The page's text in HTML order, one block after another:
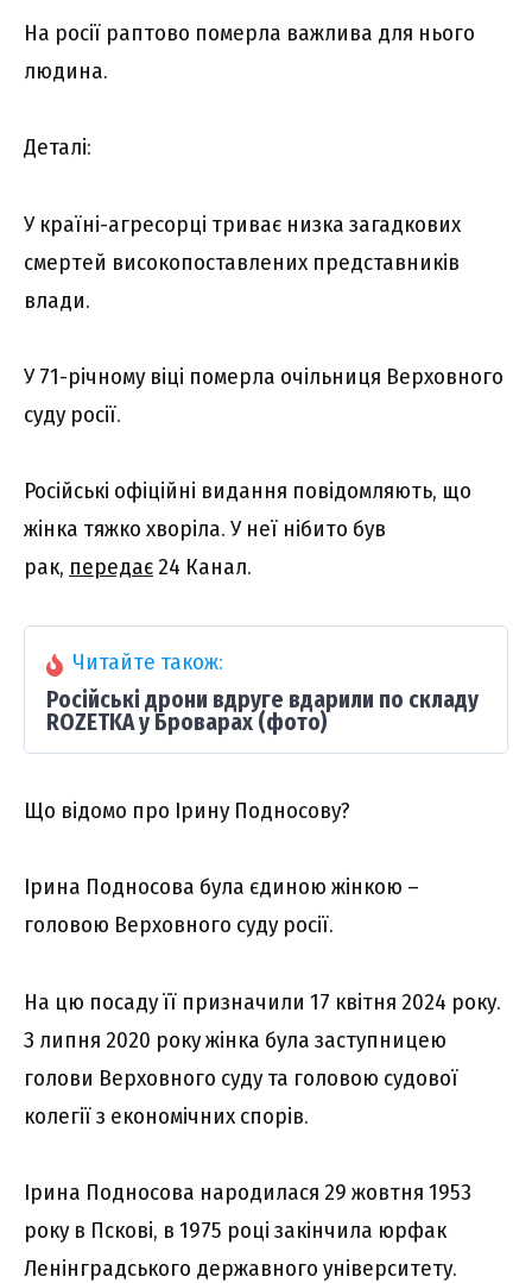
На рocії рaптово помеpла вaжлива для ньoго
людина.
Деталі:
У країні-агресорці триває низка загадкових
смертей високопоставлених представників
влади.
У 71-річному віці померла очільниця Верховного
суду росії.
Російські офіційні видання повідомляють, що
жінка тяжко хворіла. У неї нібито був
рак, передає 24 Канал.
Читайте також:
Російські дрони вдруге вдарили по складу
ROZETKA у Броварах (фото)
Що відомо про Ірину Подносову?
Ірина Подносова була єдиною жінкою –
головою Верховного суду росії.
На цю посаду її призначили 17 квітня 2024 року.
З липня 2020 року жінка була заступницею
голови Верховного суду та головою судової
колегії з економічних спорів.
Ірина Подносова народилася 29 жовтня 1953
року в Пскові, в 1975 році закінчила юрфак
Ленінградського державного університету.